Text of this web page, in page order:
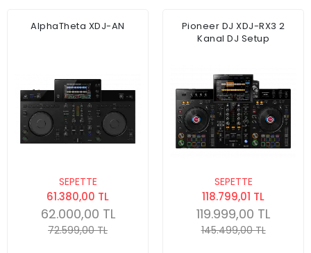
AlphaTheta XDJ-AN
SEPETTE
61.380,00 TL
62.000,00 TL
72.599,00 TL
Pioneer DJ XDJ-RX3 2
Kanal DJ Setup
SEPETTE
118.799,01 TL
119.999,00 TL
145.499,00 TL